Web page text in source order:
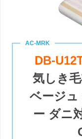
DB-
気しき
ベージュ
ー ダニ